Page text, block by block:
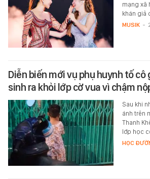
mạng xã
khán giả
MUSIK -
Diễn biến mới vụ phụ huynh tố
sinh ra khỏi lớp cờ vua vì chậm
Sau khi
ánh trên
Thanh
lớp học
HỌC